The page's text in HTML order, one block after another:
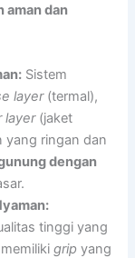
aman dan
Sistem
layer(termal),
layer(jaket
yang ringan dan
dengan
tinggi yang
memilikigrip yang